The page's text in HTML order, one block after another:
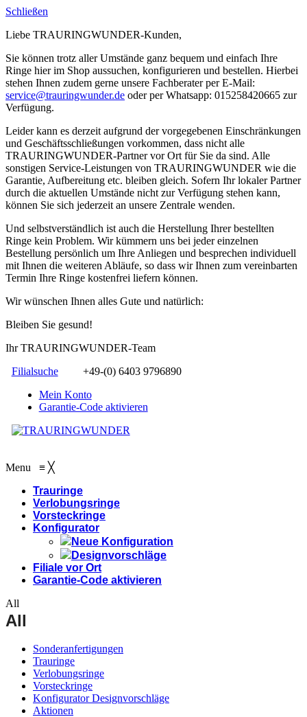
Schließen
Liebe TRAURINGWUNDER-Kunden,
Sie können trotz aller Umstände ganz bequem und einfach Ihre
Ringe hier im Shop aussuchen, konfigurieren und bestellen. Hierbei
stehen Ihnen zudem gerne unsere Fachberater per E-Mail:
service@trauringwunder.de oder per Whatsapp: 015258420665 zur
Verfügung.
Leider kann es derzeit aufgrund der vorgegebenen Einschränkungen
und Geschäftsschließungen vorkommen, dass nicht alle
TRAURINGWUNDER-Partner vor Ort für Sie da sind. Alle
sonstigen Service-Leistungen von TRAURINGWUNDER wie die
Garantie, Aufbereitung etc. bleiben gleich. Sofern Ihr lokaler Partner
durch die aktuellen Umstände nicht zur Verfügung stehen kann,
können Sie sich jederzeit an unsere Zentrale wenden.
Und selbstverständlich ist auch die Herstellung Ihrer bestellten
Ringe kein Problem. Wir kümmern uns bei jeder einzelnen
Bestellung persönlich um Ihre Anliegen und besprechen individuell
mit Ihnen die weiteren Abläufe, so dass wir Ihnen zum vereinbarten
Termin Ihre Ringe kostenfrei liefern können.
Wir wünschen Ihnen alles Gute und natürlich:
Bleiben Sie gesund!
Ihr TRAURINGWUNDER-Team
Filialsuche
+49-(0) 6403 9796890
Mein Konto
Garantie-Code aktivieren
Menu ≡ ╳
Trauringe
Verlobungsringe
Vorsteckringe
Konfigurator
Neue Konfiguration
Designvorschläge
Filiale vor Ort
Garantie-Code aktivieren
All
All
Sonderanfertigungen
Trauringe
Verlobungsringe
Vorsteckringe
Konfigurator Designvorschläge
Aktionen